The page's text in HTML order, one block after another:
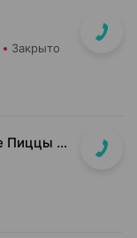
Закрыто
ул. Маяковского, д. 10, пом. 13 (возле Пиццы Мании)